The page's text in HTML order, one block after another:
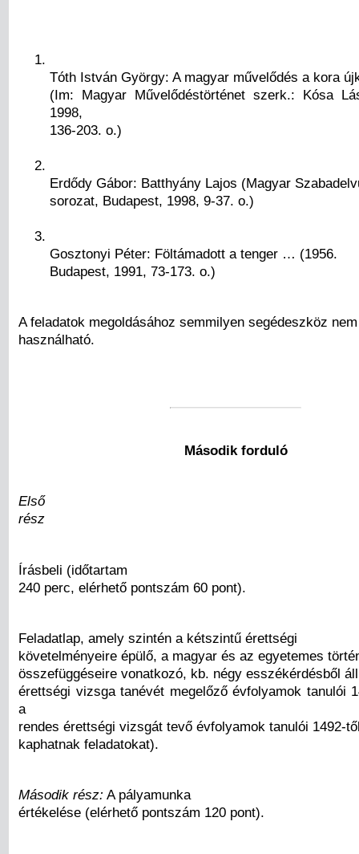
Tóth István György: A magyar művelődés a kora
(Im: Magyar Művelődéstörténet szerk.: Kósa
1998,
136-203. o.)
Erdődy Gábor: Batthyány Lajos (Magyar
sorozat, Budapest, 1998, 9-37. o.)
Gosztonyi Péter: Föltámadott a tenger … (1956.
Budapest, 1991, 73-173. o.)
A feladatok megoldásához semmilyen segédeszköz nem
használható.
Második forduló
Első
rész
Írásbeli (időtartam
240 perc, elérhető pontszám 60 pont).
Feladatlap, amely szintén a kétszintű érettségi
követelményeire épülő, a magyar és az egyetemes
összefüggéseire vonatkozó, kb. négy esszékérdésből
érettségi vizsga tanévét megelőző évfolyamok tanulói
a
rendes érettségi vizsgát tevő évfolyamok tanulói 1492-
kaphatnak feladatokat).
Második rész: A pályamunka
értékelése (elérhető pontszám 120 pont).